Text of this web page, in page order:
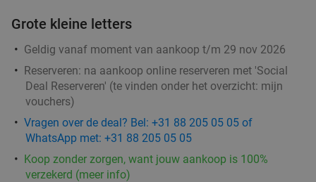
Grote kleine letters
Geldig vanaf moment van aankoop t/m 29 nov 2026
Reserveren: na aankoop online reserveren met 'Social
Deal Reserveren' (te vinden onder het overzicht: mijn
vouchers)
Vragen over de deal? Bel: +31 88 205 05 05 of
WhatsApp met: +31 88 205 05 05
Koop zonder zorgen, want jouw aankoop is 100%
verzekerd (meer info)